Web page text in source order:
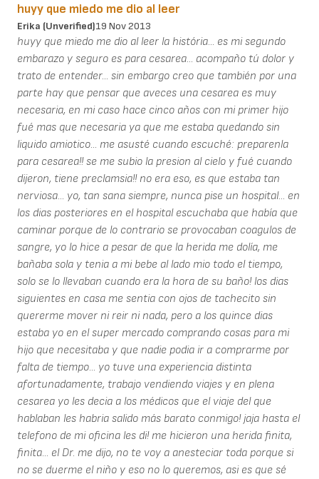
huyy que miedo me dio al leer
Erika (unverified)19 Nov 2013
huyy que miedo me dio al leer la história... es mi segundo
embarazo y seguro es para cesarea... acompaño tú dolor y
trato de entender... sin embargo creo que también por una
parte hay que pensar que aveces una cesarea es muy
necesaria, en mi caso hace cinco años con mi primer hijo
fué mas que necesaria ya que me estaba quedando sin
liquido amiotico... me asusté cuando escuché: preparenla
para cesarea!! se me subio la presion al cielo y fué cuando
dijeron, tiene preclamsia!! no era eso, es que estaba tan
nerviosa... yo, tan sana siempre, nunca pise un hospital... en
los dias posteriores en el hospital escuchaba que había que
caminar porque de lo contrario se provocaban coagulos de
sangre, yo lo hice a pesar de que la herida me dolía, me
bañaba sola y tenia a mi bebe al lado mio todo el tiempo,
solo se lo llevaban cuando era la hora de su baño! los dias
siguientes en casa me sentia con ojos de tachecito sin
quererme mover ni reir ni nada, pero a los quince dias
estaba yo en el super mercado comprando cosas para mi
hijo que necesitaba y que nadie podia ir a comprarme por
falta de tiempo... yo tuve una experiencia distinta
afortunadamente, trabajo vendiendo viajes y en plena
cesarea yo les decia a los médicos que el viaje del que
hablaban les habria salido más barato conmigo! jaja hasta el
telefono de mi oficina les di! me hicieron una herida finita,
finita... el Dr. me dijo, no te voy a anesteciar toda porque si
no se duerme el niño y eso no lo queremos, asi es que sé